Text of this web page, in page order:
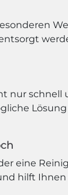
nur
eine
hilft